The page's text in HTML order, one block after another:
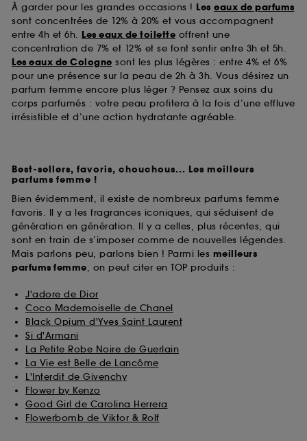
À garder pour les grandes occasions ! Les eaux de parfums
sont concentrées de 12% à 20% et vous accompagnent
entre 4h et 6h. Les eaux de toilette offrent une
concentration de 7% et 12% et se font sentir entre 3h et 5h.
Les eaux de Cologne sont les plus légères : entre 4% et 6%
pour une présence sur la peau de 2h à 3h. Vous désirez un
parfum femme encore plus léger ? Pensez aux soins du
corps parfumés : votre peau profitera à la fois d’une effluve
irrésistible et d’une action hydratante agréable.
Best-sellers, favoris, chouchous... Les meilleurs
parfums femme !
Bien évidemment, il existe de nombreux parfums femme
favoris. Il y a les fragrances iconiques, qui séduisent de
génération en génération. Il y a celles, plus récentes, qui
sont en train de s’imposer comme de nouvelles légendes.
Mais parlons peu, parlons bien ! Parmi les meilleurs
parfums femme, on peut citer en TOP produits :
J'adore de Dior
Coco Mademoiselle de Chanel
Black Opium d'Yves Saint Laurent
Si d'Armani
La Petite Robe Noire de Guerlain
La Vie est Belle de Lancôme
L'Interdit de Givenchy
Flower by Kenzo
Good Girl de Carolina Herrera
Flowerbomb de Viktor & Rolf